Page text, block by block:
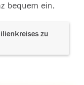
bequem ein.
zu